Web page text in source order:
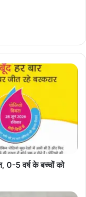
0-5 वर्ष के बच्चों को